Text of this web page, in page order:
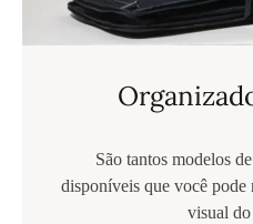
São tantos modelos
disponíveis que você
visual